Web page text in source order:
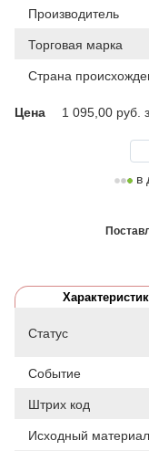
Производитель
Торговая марка
Страна
Цена 1 095,00 руб.
в
Статус
Событие
Штрих код
Исходный материал